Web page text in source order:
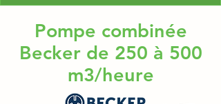
Pompe combinée
Becker de 250 à 500
m3/heure